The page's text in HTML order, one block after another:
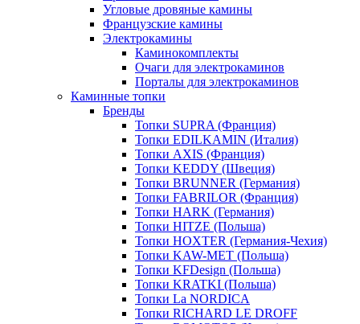
Угловые дровяные камины
Французские камины
Электрокамины
Каминокомплекты
Очаги для электрокаминов
Порталы для электрокаминов
Каминные топки
Бренды
Топки SUPRA (Франция)
Топки EDILKAMIN (Италия)
Топки AXIS (Франция)
Топки KEDDY (Швеция)
Топки BRUNNER (Германия)
Топки FABRILOR (Франция)
Топки HARK (Германия)
Топки HITZE (Польша)
Топки HOXTER (Германия-Чехия)
Топки KAW-MET (Польша)
Топки KFDesign (Польша)
Топки KRATKI (Польша)
Топки La NORDICA
Топки RICHARD LE DROFF